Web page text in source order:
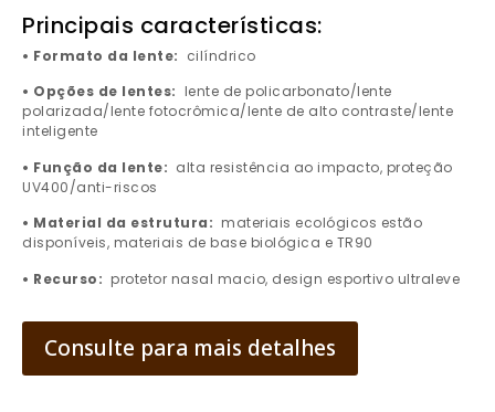
Principais características:
• Formato da lente: cilíndrico
• Opções de lentes: lente de policarbonato/lente
polarizada/lente fotocrômica/lente de alto contraste/lente
inteligente
• Função da lente: alta resistência ao impacto, proteção
UV400/anti-riscos
• Material da estrutura: materiais ecológicos estão
disponíveis, materiais de base biológica e TR90
• Recurso: protetor nasal macio, design esportivo ultraleve
Consulte para mais detalhes